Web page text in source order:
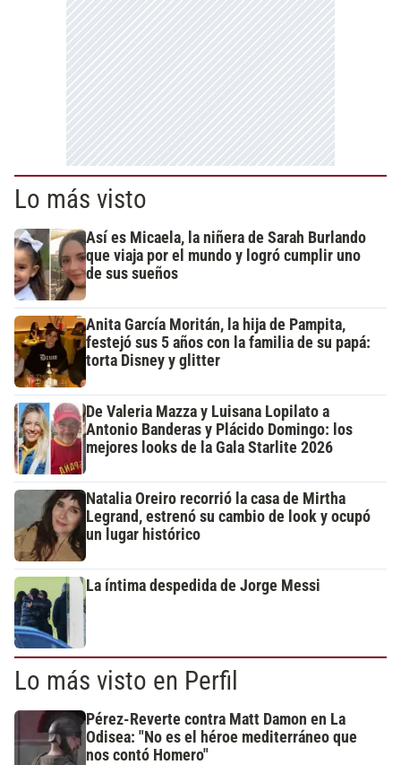
Lo más visto
Así es Micaela, la niñera de Sarah Burlando
que viaja por el mundo y logró cumplir uno
de sus sueños
Anita García Moritán, la hija de Pampita,
festejó sus 5 años con la familia de su papá:
torta Disney y glitter
De Valeria Mazza y Luisana Lopilato a
Antonio Banderas y Plácido Domingo: los
mejores looks de la Gala Starlite 2026
Natalia Oreiro recorrió la casa de Mirtha
Legrand, estrenó su cambio de look y ocupó
un lugar histórico
La íntima despedida de Jorge Messi
Lo más visto en Perfil
Pérez-Reverte contra Matt Damon en La
Odisea: "No es el héroe mediterráneo que
nos contó Homero"